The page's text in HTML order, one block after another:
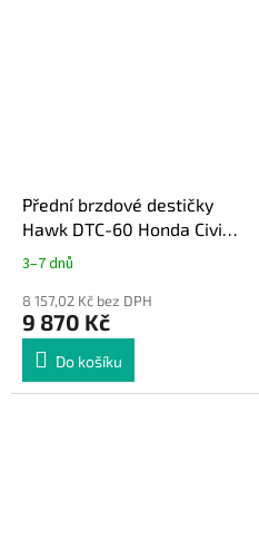
Přední brzdové destičky
Hawk DTC-60 Honda Civic
Type-R FK2 / FK8
3–7 dnů
8 157,02 Kč bez DPH
9 870 Kč
Do košíku